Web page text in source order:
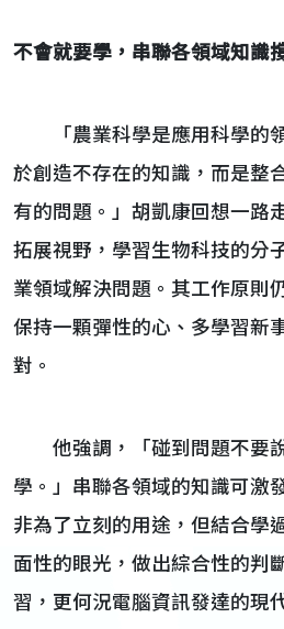
不會就要學，串聯各領域知識
「農業科學是應用科學的
於創造不存在的知識，而是整
有的問題。」胡凱康回想一路
拓展視野，學習生物科技的分
業領域解決問題。其工作原則
保持一顆彈性的心、多學習新
對。
他強調，「碰到問題不要
學。」串聯各領域的知識可激
非為了立刻的用途，但結合學
面性的眼光，做出綜合性的判
習，更何況電腦資訊發達的現